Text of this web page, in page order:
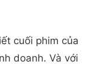
cuối phim của
doanh. Và với